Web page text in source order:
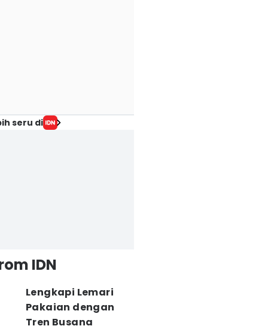
seru di
IDN
Lengkapi Lemari
Pakaian dengan
Tren Busana